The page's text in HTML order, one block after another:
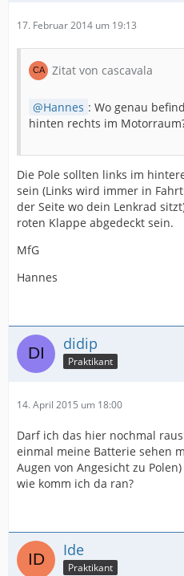
17. Februar 2014 um 19:13
Zitat von cascavala
Hannes : Wo genau
hinten rechts im
Die Pole sollten links im
sein (Links wird immer in
der Seite wo dein Lenkrad
roten Klappe abgedeckt sein.
MfG
Hannes
didip
Praktikant
14. April 2015 um 18:00
Darf ich das hier nochmal
einmal meine Batterie sehen
Augen von Angesicht zu Polen)
wie komm ich da ran?
Ide
Praktikant